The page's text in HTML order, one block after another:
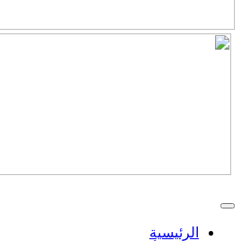
الرئيسية